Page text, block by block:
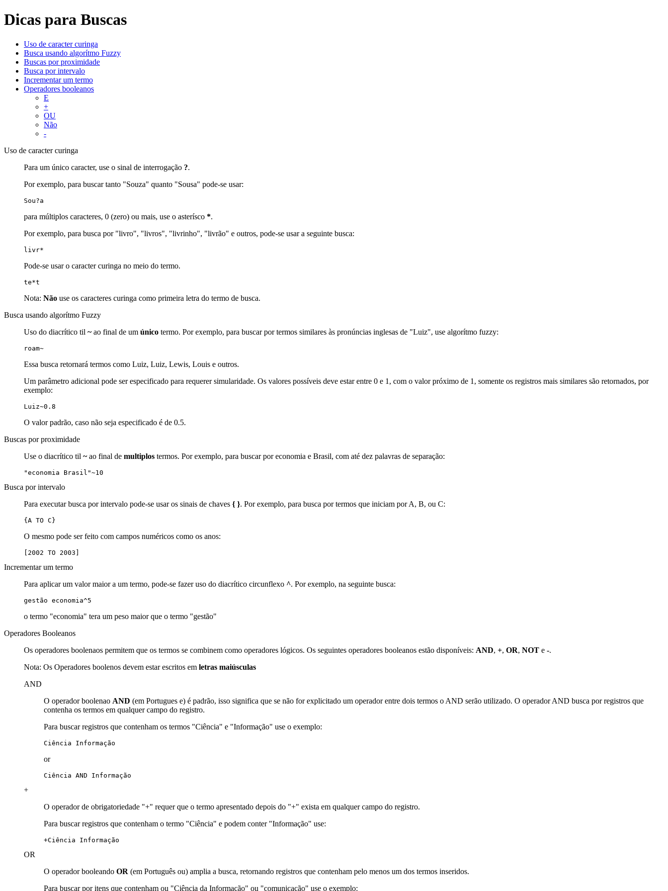
Dicas para Buscas
Uso de caracter curinga
Busca usando algorítmo Fuzzy
Buscas por proximidade
Busca por intervalo
Incrementar um termo
Operadores booleanos
E
+
OU
Não
-
Uso de caracter curinga
Para um único caracter, use o sinal de interrogação ?.
Por exemplo, para buscar tanto "Souza" quanto "Sousa" pode-se usar:
Sou?a
para múltiplos caracteres, 0 (zero) ou mais, use o asterísco *.
Por exemplo, para busca por "livro", "livros", "livrinho", "livrão" e outros, pode-se usar a seguinte busca:
livr*
Pode-se usar o caracter curinga no meio do termo.
te*t
Nota: Não use os caracteres curinga como primeira letra do termo de busca.
Busca usando algorítmo Fuzzy
Uso do diacrítico til ~ao final de um único termo. Por exemplo, para buscar por termos similares às pronúncias inglesas de "Luiz", use algorítmo fuzzy:
roam~
Essa busca retornará termos como Luiz, Luiz, Lewis, Louis e outros.
Um parâmetro adicional pode ser especificado para requerer simularidade. Os valores possíveis deve estar entre 0 e 1, com o valor próximo de 1, somente os registros mais similares são retornados, por
exemplo:
Luiz~0.8
O valor padrão, caso não seja especificado é de 0.5.
Buscas por proximidade
Use o diacrítico til ~ao final de multiplos termos. Por exemplo, para buscar por economia e Brasil, com até dez palavras de separação:
"economia Brasil"~10
Busca por intervalo
Para executar busca por intervalo pode-se usar os sinais de chaves { }. Por exemplo, para busca por termos que iniciam por A, B, ou C:
{A TO C}
O mesmo pode ser feito com campos numéricos como os anos:
[2002 TO 2003]
Incrementar um termo
Para aplicar um valor maior a um termo, pode-se fazer uso do diacrítico circunflexo ^. Por exemplo, na seguinte busca:
gestão economia^5
o termo "economia" tera um peso maior que o termo "gestão"
Operadores Booleanos
Os operadores boolenaos permitem que os termos se combinem como operadores lógicos. Os seguintes operadores booleanos estão disponíveis: AND, +, OR, NOT e -.
Nota: Os Operadores boolenos devem estar escritos em letras maiúsculas
AND
O operador boolenao AND (em Portugues e) é padrão, isso significa que se não for explicitado um operador entre dois termos o AND serão utilizado. O operador AND busca por registros que
contenha os termos em qualquer campo do registro.
Para buscar registros que contenham os termos "Ciência" e "Informação" use o exemplo:
Ciência Informação
or
Ciência AND Informação
+
O operador de obrigatoriedade "+" requer que o termo apresentado depois do "+" exista em qualquer campo do registro.
Para buscar registros que contenham o termo "Ciência" e podem conter "Informação" use:
+Ciência Informação
OR
O operador booleando OR (em Português ou) amplia a busca, retornando registros que contenham pelo menos um dos termos inseridos.
Para buscar por itens que contenham ou "Ciência da Informação" ou "comunicação" use o exemplo: